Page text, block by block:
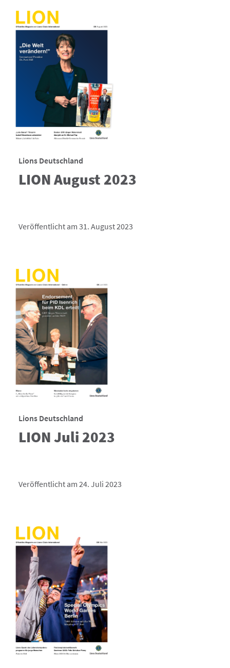
Lions Deutschland
LION August 2023
Veröffentlicht am 31. August 2023
Lions Deutschland
LION Juli 2023
Veröffentlicht am 24. Juli 2023